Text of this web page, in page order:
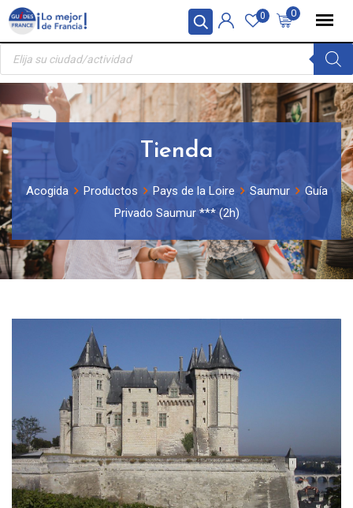
Panel de gestión de cookies
Skip
content
0
0
Búsqueda
productos
Tienda
Acogida Productos Pays de la Loire Saumur
Guía
Privado Saumur *** (2h)